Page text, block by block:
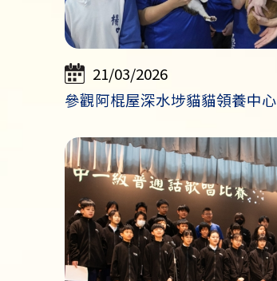
21/03/2026
參觀阿棍屋深水埗貓貓領養中心